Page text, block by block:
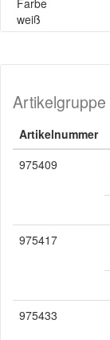
Farbe
weiß
Artikelgruppe
Artikelnummer
975409
975417
975433